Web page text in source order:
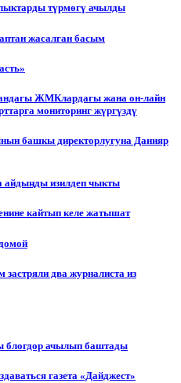
түрмөгү ачылды
жасалган басым
ЖМКлардагы жана он-лайн
мониторинг жүргүздү
башкы директорлугуна Данияр
айдыңды изилдеп чыкты
кайтып келе жатышат
два журналиста из
блогдор ачылып баштады
газета «Дайджест»